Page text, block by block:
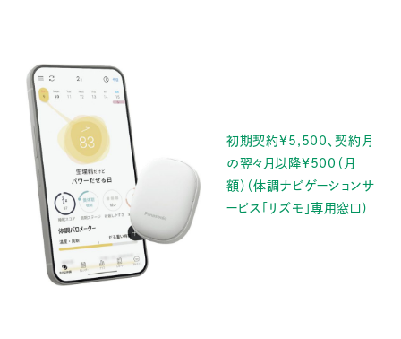
初期契約¥5,500、契約月
の翌々月以降¥500（月
額）（体調ナビゲーションサ
ービス「リズモ」専用窓口）